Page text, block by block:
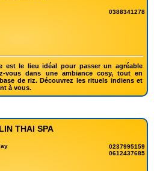
0388341278
est le lieu idéal pour passer un agréable
vous dans une ambiance cosy, tout en
de riz. Découvrez les rituels indiens et
à vous.
THAI SPA
0237995159
0612437685